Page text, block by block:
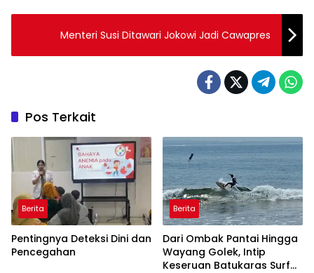
Menteri Susi Ditawari Jokowi Jadi Cawapres
Pos Terkait
Berita
Pentingnya Deteksi Dini dan
Pencegahan
Berita
Dari Ombak Pantai Hingga
Wayang Golek, Intip
Keseruan Batukaras Surf